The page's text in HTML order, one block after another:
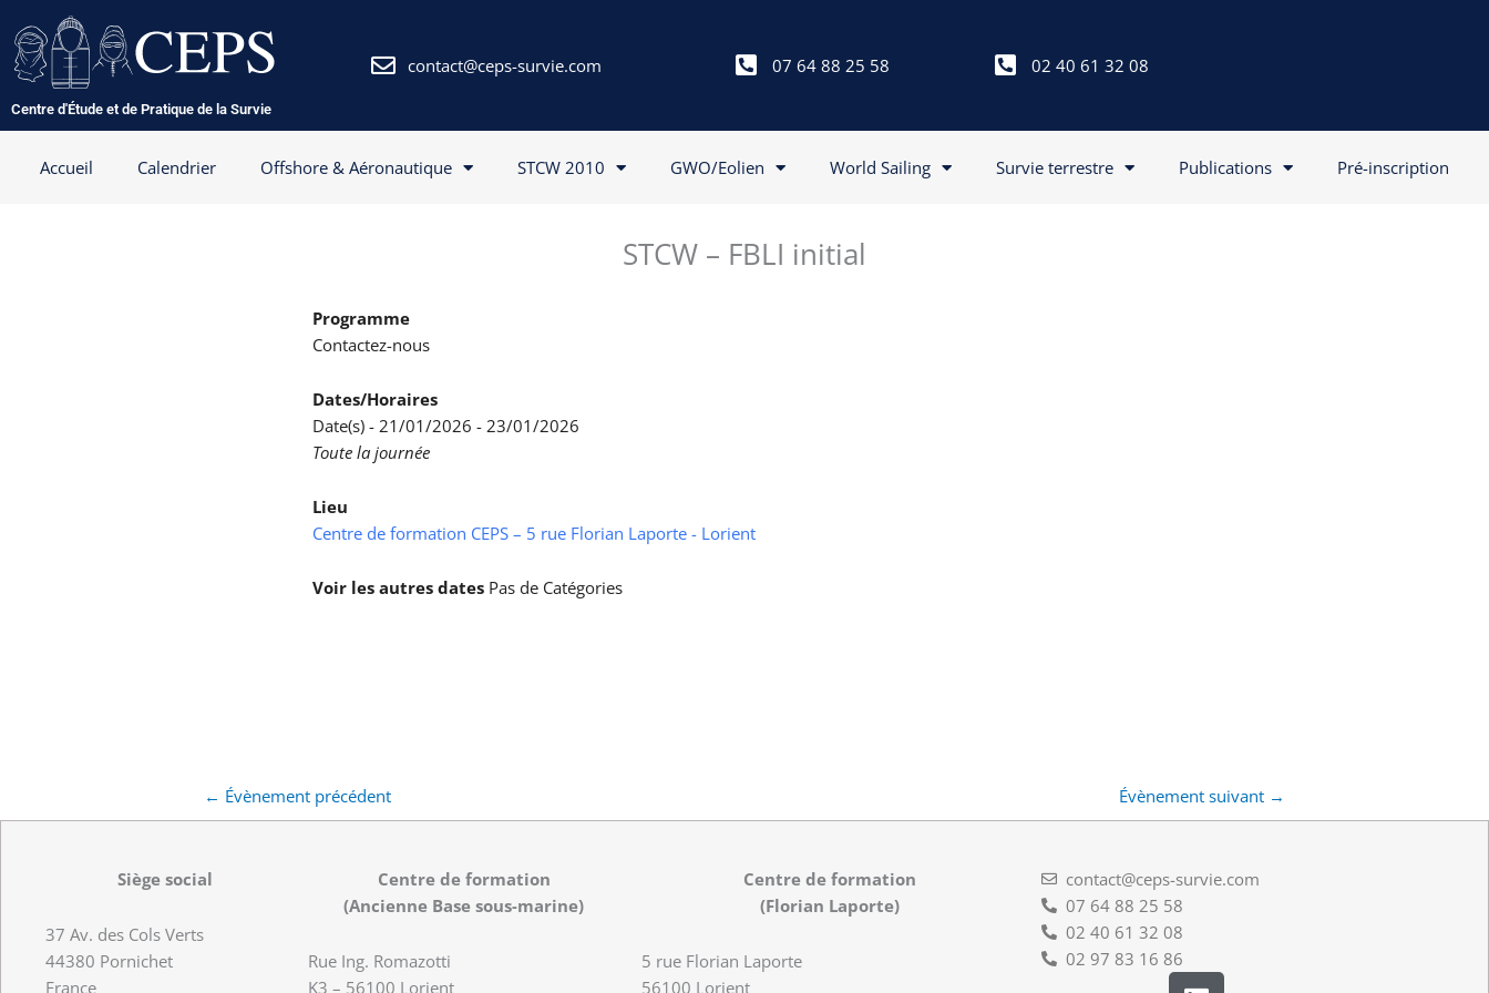
au
contenu
Centre d'Étude et de Pratique de la Survie
contact@ceps-survie.com 07 64 88 25 58 02 40 61 32 08
Accueil Calendrier Offshore & Aéronautique STCW 2010 GWO/Eolien World Sailing Survie terrestre Publications Pré-inscription
STCW – FBLI initial
Programme
Contactez-nous
Dates/Horaires
Date(s) - 21/01/2026 - 23/01/2026
Toute la journée
Lieu
Centre de formation CEPS – 5 rue Florian Laporte - Lorient
Voir les autres dates Pas de Catégories
← Évènement précédent Évènement suivant →
Siège social
37 Av. des Cols Verts
44380 Pornichet
France
Centre de formation
(Ancienne Base sous-marine)
Rue Ing. Romazotti
K3 – 56100 Lorient
Centre de formation
(Florian Laporte)
5 rue Florian Laporte
56100 Lorient
contact@ceps-survie.com
07 64 88 25 58
02 40 61 32 08
02 97 83 16 86
L